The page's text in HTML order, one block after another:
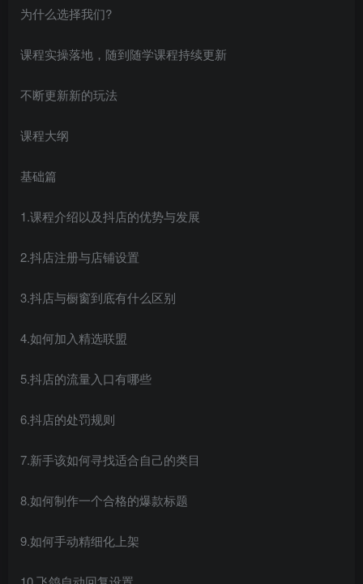
为什么选择我们?
课程实操落地，随到随学课程持续更新
不断更新新的玩法
课程大纲
基础篇
1.课程介绍以及抖店的优势与发展
2.抖店注册与店铺设置
3.抖店与橱窗到底有什么区别
4.如何加入精选联盟
5.抖店的流量入口有哪些
6.抖店的处罚规则
7.新手该如何寻找适合自己的类目
8.如何制作一个合格的爆款标题
9.如何手动精细化上架